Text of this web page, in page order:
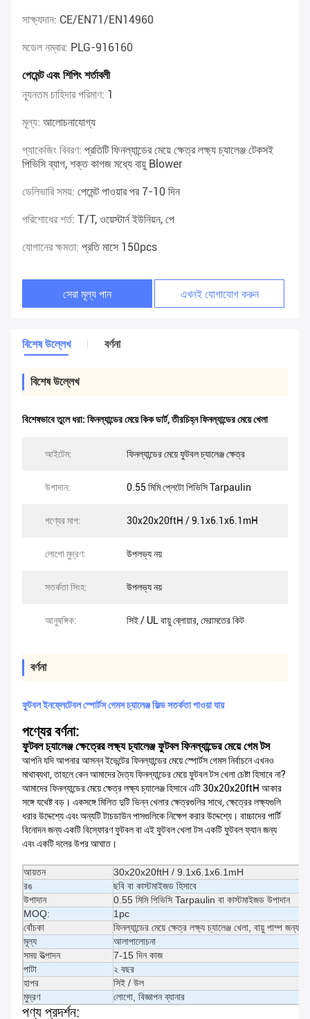
সাক্ষ্যদান: CE/EN71/EN14960
মডেল নম্বার: PLG-916160
পেমেন্ট এবং শিপিং শর্তাবলী
ন্যূনতম চাহিদার পরিমাণ: 1
মূল্য: আলোচনাযোগ্য
প্যাকেজিং বিবরণ: প্রতিটি ফিনল্যান্ডের মেয়ে ক্ষেত্র লক্ষ্য চ্যালেঞ্জ টেকসই
পিভিসি ব্যাগ, শক্ত কাগজ মধ্যে বায়ু Blower
ডেলিভারি সময়: পেমেন্ট পাওয়ার পর 7-10 দিন
পরিশোধের শর্ত: T/T, ওয়েস্টার্ন ইউনিয়ন, পে
যোগানের ক্ষমতা: প্রতি মাসে 150pcs
সেরা মূল্য পান এখনই যোগাযোগ করুন
বিশেষ উল্লেখ বর্ণনা
বিশেষ উল্লেখ
বিশেষভাবে তুলে ধরা: ফিনল্যান্ডের মেয়ে কিক ডার্ট,তীরচিহ্ন ফিনল্যান্ডের মেয়ে খেলা
আইটেম: ফিনল্যান্ডের মেয়ে ফুটবল চ্যালেঞ্জ ক্ষেত্র
উপাদান: 0.55 মিমি প্লেটো পিভিসি Tarpaulin
পণ্যের মাপ: 30x20x20ftH / 9.1x6.1x6.1mH
লোগো মুদ্রণ: উপলভ্য নয়
সতর্কতা সিংহ: উপলভ্য নয়
আনুষঙ্গিক: সিই / UL বায়ু ব্লোয়ার, মেরামতের কিট
বর্ণনা
ফুটবল ইনফ্লেটেবল স্পোর্টস গেমস চ্যালেঞ্জ ফিল্ড সতর্কতা পাওয়া যায়
পণ্যের বর্ণনা:
ফুটবল চ্যালেঞ্জ ক্ষেত্রের লক্ষ্য চ্যালেঞ্জ ফুটবল ফিনল্যান্ডের মেয়ে গেম টস
আপনি যদি আপনার আসন্ন ইভেন্টের ফিনল্যান্ডের মেয়ে স্পোর্টস গেমস নির্বাচনে এখনও
মাথাব্যথা, তাহলে কেন আমাদের দৈত্য ফিনল্যান্ডের মেয়ে ফুটবল টস খেলা চেষ্টা হিসাবে না?
আমাদের ফিনল্যান্ডের মেয়ে ক্ষেত্র লক্ষ্য চ্যালেঞ্জ হিসাবে এটি 30x20x20ftH আকার
সঙ্গে যথেষ্ট বড়। একসঙ্গে মিলিত দুটি ভিন্ন খেলার ক্ষেত্রগুলির সাথে, ক্ষেত্রের লক্ষ্যগুলি
ধরার উদ্দেশ্যে এবং অন্যটি টাচডাউন পাসগুলিকে নিক্ষেপ করার উদ্দেশ্যে। বাচ্চাদের পার্টি
বিনোদন জন্য একটি বিস্ফোরণ ফুটবল বা এই ফুটবল খেলা টস একটি ফুটবল ফ্যান জন্য
এবং একটি দলের উপর আঘাত।
আয়তন
30x20x20ftH / 9.1x6.1x6.1mH
রঙ
ছবি বা কাস্টমাইজড হিসাবে
উপাদান
0.55 মিমি পিভিসি Tarpaulin বা কাস্টমাইজড উপাদান
MOQ:
1pc
বোঁচকা
ফিনল্যান্ডের মেয়ে ক্ষেত্র লক্ষ্য চ্যালেঞ্জ খেলা, বায়ু পাম্প
মূল্য
আলাপালোচনা
সময় উত্পাদন
7-15 দিন কাজ
পাটা
২ বছর
হাপর
সিই / উল
মুদ্রণ
লোগো, বিজ্ঞাপন ব্যানার
পণ্য প্রদর্শন: